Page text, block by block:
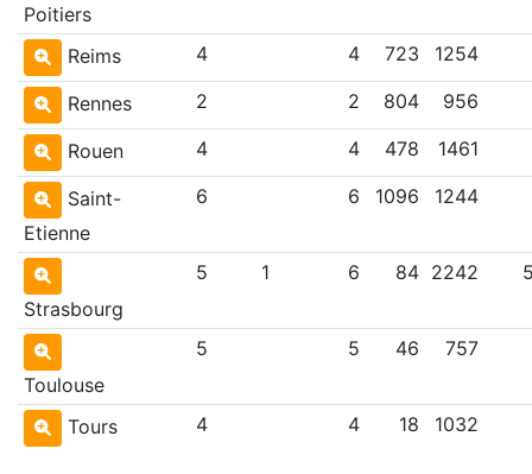
Poitiers
Reims 4 4 723 1254
Rennes 2 2 804 956
Rouen 4 4 478 1461
Saint-
Etienne
6 6 1096 1244
Strasbourg
5 1 6 84 2242
Toulouse
5 5 46 757
Tours 4 4 18 1032